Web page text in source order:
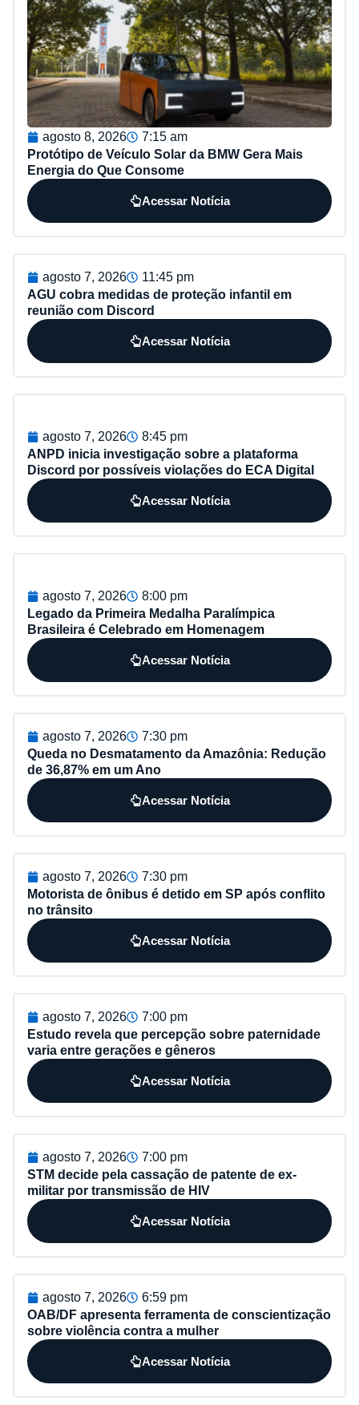
agosto 8, 2026
7:15 am
Protótipo de Veículo Solar da BMW Gera Mais
Energia do Que Consome
Acessar Notícia
agosto 7, 2026
11:45 pm
AGU cobra medidas de proteção infantil em
reunião com Discord
Acessar Notícia
agosto 7, 2026
8:45 pm
ANPD inicia investigação sobre a plataforma
Discord por possíveis violações do ECA Digital
Acessar Notícia
agosto 7, 2026
8:00 pm
Legado da Primeira Medalha Paralímpica
Brasileira é Celebrado em Homenagem
Acessar Notícia
agosto 7, 2026
7:30 pm
Queda no Desmatamento da Amazônia: Redução
de 36,87% em um Ano
Acessar Notícia
agosto 7, 2026
7:30 pm
Motorista de ônibus é detido em SP após conflito
no trânsito
Acessar Notícia
agosto 7, 2026
7:00 pm
Estudo revela que percepção sobre paternidade
varia entre gerações e gêneros
Acessar Notícia
agosto 7, 2026
7:00 pm
STM decide pela cassação de patente de ex-
militar por transmissão de HIV
Acessar Notícia
agosto 7, 2026
6:59 pm
OAB/DF apresenta ferramenta de conscientização
sobre violência contra a mulher
Acessar Notícia